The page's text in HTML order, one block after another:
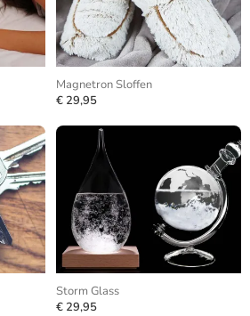
Magnetron Sloffen
€ 29,95
Storm Glass
€ 29,95